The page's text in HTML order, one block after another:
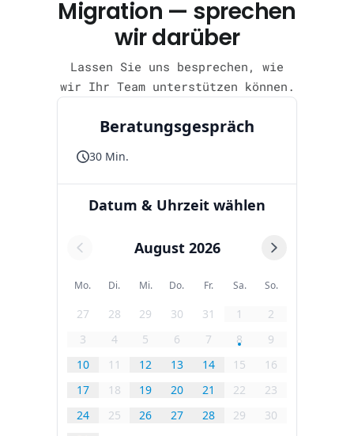
Migration — sprechen
wir darüber
Lassen Sie uns besprechen, wie
wir Ihr Team unterstützen können.